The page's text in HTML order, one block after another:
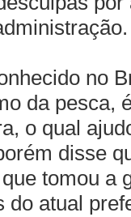
no
da pesca,
o qual
disse
tomou a
do atual